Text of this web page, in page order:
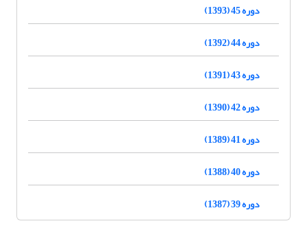
دوره 45 (1393)
دوره 44 (1392)
دوره 43 (1391)
دوره 42 (1390)
دوره 41 (1389)
دوره 40 (1388)
دوره 39 (1387)